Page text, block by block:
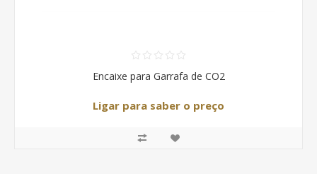
Encaixe para Garrafa de CO2
Ligar para saber o preço